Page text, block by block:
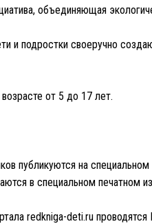
объединяющая
и подростки своеручно
от 5 до 17 лет.
публикуются на
в специальном печатном
redkniga-deti.ru